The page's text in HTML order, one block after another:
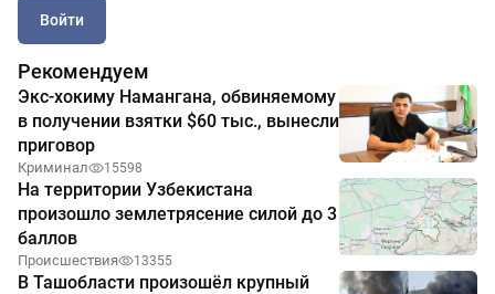
Войти
Рекомендуем
Экс-хокиму Намангана, обвиняемому
в получении взятки $60 тыс., вынесли
приговор
Криминал 15598
На территории Узбекистана
произошло землетрясение силой до 3
баллов
Происшествия 13355
В Ташобласти произошёл крупный